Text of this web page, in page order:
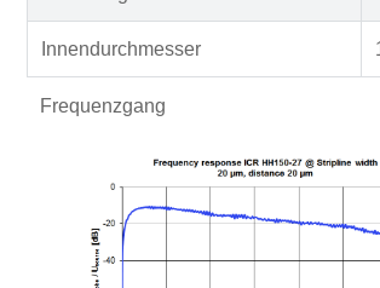
Innendurchmesser
Frequenzgang